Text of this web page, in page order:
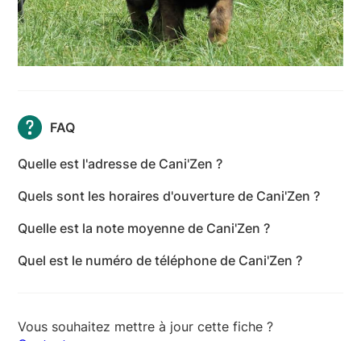
FAQ
Quelle est l'adresse de Cani'Zen ?
Petit, 01590 Dortan - Ain
Quels sont les horaires d'ouverture de Cani'Zen ?
suivants : lundi: 08:00-20:30 - mardi: 08:00-20:30 -
mercredi: 08:00-20:30 - jeudi: 08:00-21:00 -
vendredi: 08:00-21:00 - samedi: 08:00-20:30 -
Quelle est la note moyenne de Cani'Zen ?
4,6 sur 5.
Quel est le numéro de téléphone de Cani'Zen ?
Vous souhaitez mettre à jour cette fiche ?